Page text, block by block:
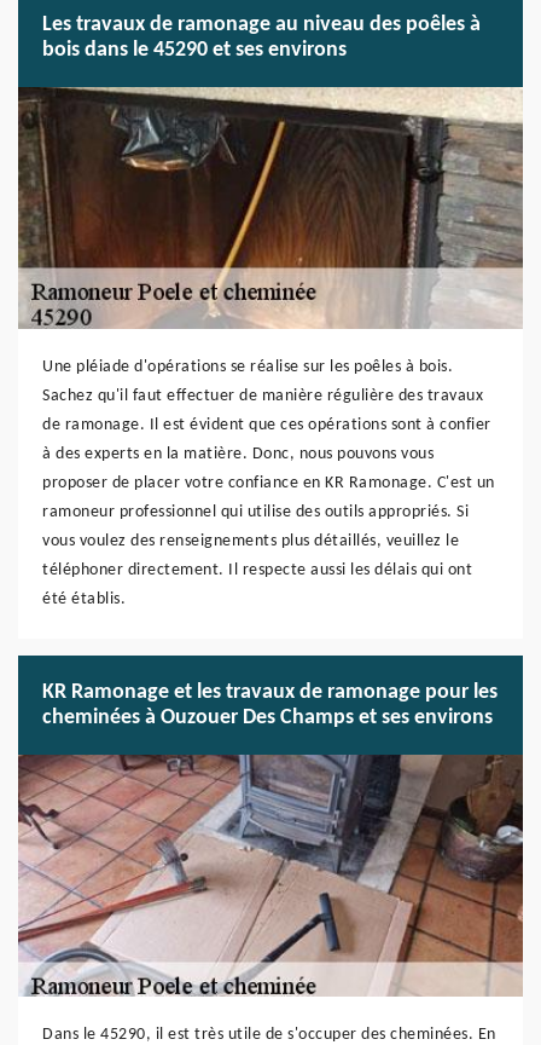
Les travaux de ramonage au niveau des poêles à
bois dans le 45290 et ses environs
Une pléiade d'opérations se réalise sur les poêles à bois.
Sachez qu'il faut effectuer de manière régulière des travaux
de ramonage. Il est évident que ces opérations sont à confier
à des experts en la matière. Donc, nous pouvons vous
proposer de placer votre confiance en KR Ramonage. C'est un
ramoneur professionnel qui utilise des outils appropriés. Si
vous voulez des renseignements plus détaillés, veuillez le
téléphoner directement. Il respecte aussi les délais qui ont
été établis.
KR Ramonage et les travaux de ramonage pour les
cheminées à Ouzouer Des Champs et ses environs
Dans le 45290, il est très utile de s'occuper des cheminées. En